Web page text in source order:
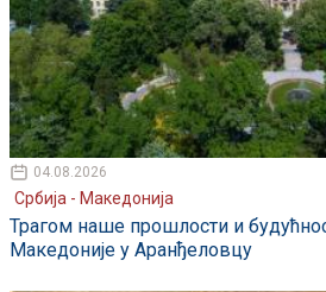
04.08.2026
Србија - Македонија
Трагом наше прошлости и
Македоније у Аранђеловцу